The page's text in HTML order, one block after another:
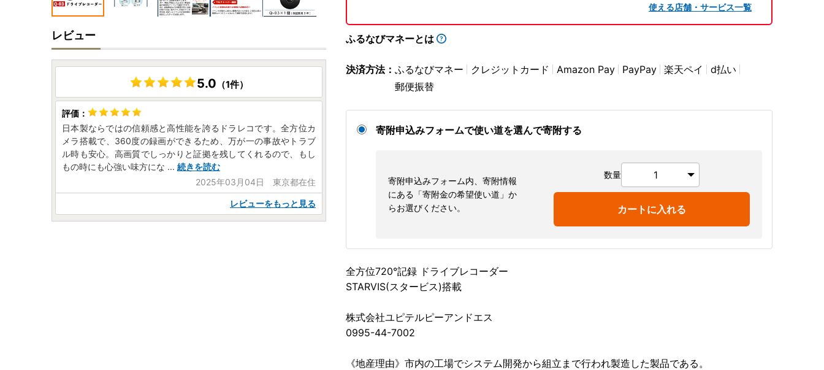
使える店舗・サービス一覧
ふるなびマネーとは
決済方法： ふるなびマネー クレジットカード Amazon Pay PayPay 楽天ペイ
d払い
郵便振替
寄附申込みフォームで使い道を選んで寄附する
寄附申込みフォーム内、寄附情報
にある「寄附金の希望使い道」か
らお選びください。
数量
カートに入れる
全方位720°記録 ドライブレコーダー
STARVIS(スタービス)搭載
株式会社ユピテルピーアンドエス
0995-44-7002
《地産理由》市内の工場でシステム開発から組立まで行われ製造した製品である。
レビュー
5.0 （1件）
日本製ならではの信頼感と高性能を誇るドラレコです。全方位カ
メラ搭載で、360度の録画ができるため、万が一の事故やトラブ
ル時も安心。高画質でしっかりと証拠を残してくれるので、もし
もの時にも心強い味方にな ... 続きを読む
2025年03月04日 東京都在住
レビューをもっと見る